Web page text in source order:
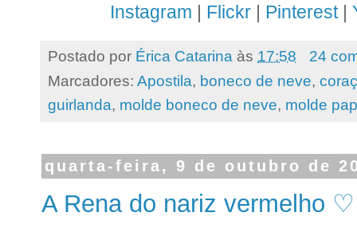
Instagram | Flickr | Pinterest|
Postado por Érica Catarina às 17:58
24
Marcadores: Apostila, boneco de neve,
guirlanda, molde boneco de neve, molde
quarta-feira, 9 de outubro de
A Rena do nariz vermelho ♡